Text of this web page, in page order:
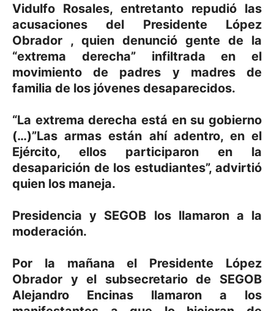
Vidulfo Rosales, entretanto repudió las
acusaciones del Presidente López
Obrador , quien denunció gente de la
“extrema derecha” infiltrada en el
movimiento de padres y madres de
familia de los jóvenes desaparecidos.
“La extrema derecha está en su gobierno
(…)”Las armas están ahí adentro, en el
Ejército, ellos participaron en la
desaparición de los estudiantes”, advirtió
quien los maneja.
Presidencia y SEGOB los llamaron a la
moderación.
Por la mañana el Presidente López
Obrador y el subsecretario de SEGOB
Alejandro Encinas llamaron a los